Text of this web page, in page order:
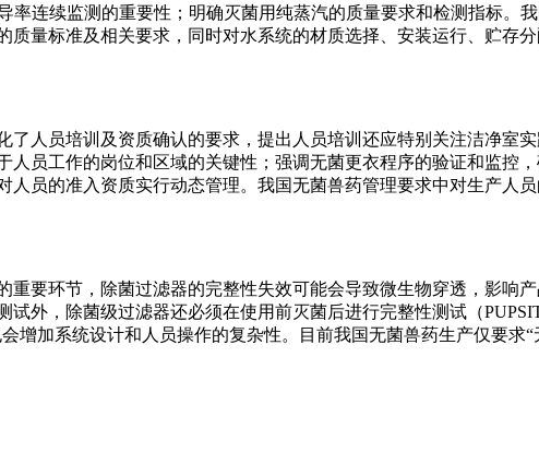
率连续监测的重要性；明确灭菌用纯蒸汽的质量要求和检测指标。
质量标准及相关要求，同时对水系统的材质选择、安装运行、贮存
了人员培训及资质确认的要求，提出人员培训还应特别关注洁净
人员工作的岗位和区域的关键性；强调无菌更衣程序的验证和监控
人员的准入资质实行动态管理。我国无菌兽药管理要求中对生产人
重要环节，除菌过滤器的完整性失效可能会导致微生物穿透，影响
试外，除菌级过滤器还必须在使用前灭菌后进行完整性测试（
增加系统设计和人员操作的复杂性。目前我国无菌兽药生产仅要